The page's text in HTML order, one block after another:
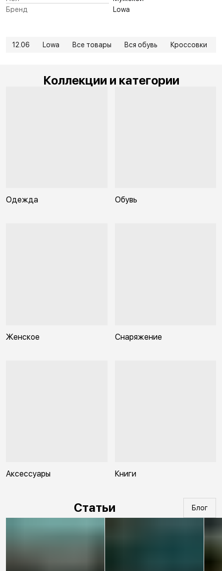
Бренд
Lowa
12.06 Lowa Все товары Вся обувь Кроссовки
Коллекции и категории
Одежда Обувь
Женское Снаряжение
Аксессуары Книги
Статьи Блог